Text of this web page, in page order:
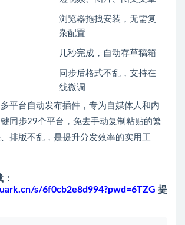
浏览器拖拽安装，无需复
杂配置
几秒完成，自动存草稿箱
同步后格式不乱，支持在
线微调
平台自动发布插件，专为自媒体人和内
同步29个平台，免去手动复制粘贴的繁
排版不乱，是提升分发效率的实用工
s/6f0cb2e8d994?pwd=6TZG 提